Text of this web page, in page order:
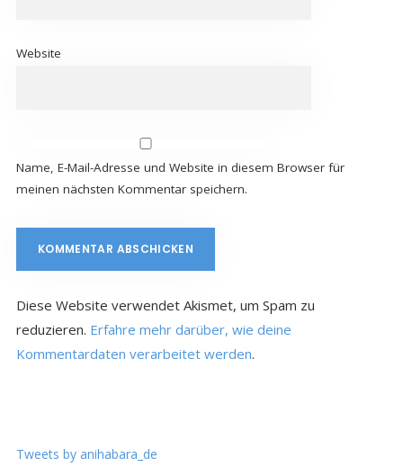
Website
Name, E-Mail-Adresse und Website in diesem Browser für
meinen nächsten Kommentar speichern.
Diese Website verwendet Akismet, um Spam zu
reduzieren. Erfahre mehr darüber, wie deine
Kommentardaten verarbeitet werden.
Tweets by anihabara_de